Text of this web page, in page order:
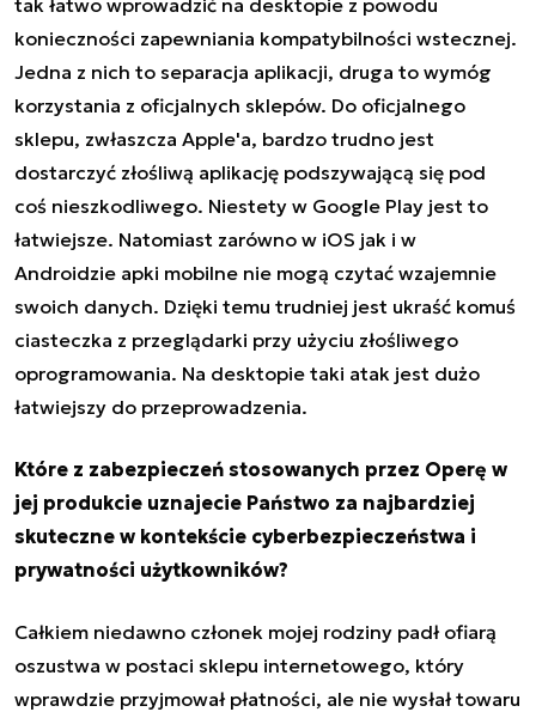
konieczności zapewniania kompatybilności wstecznej.
Jedna z nich to separacja aplikacji, druga to wymóg
korzystania z oficjalnych sklepów. Do oficjalnego
sklepu, zwłaszcza Apple'a, bardzo trudno jest
dostarczyć złośliwą aplikację podszywającą się pod
coś nieszkodliwego. Niestety w Google Play jest to
łatwiejsze. Natomiast zarówno w iOS jak i w
Androidzie apki mobilne nie mogą czytać wzajemnie
swoich danych. Dzięki temu trudniej jest ukraść komuś
ciasteczka z przeglądarki przy użyciu złośliwego
oprogramowania. Na desktopie taki atak jest dużo
łatwiejszy do przeprowadzenia.
Które z zabezpieczeń stosowanych przez Operę w
jej produkcie uznajecie Państwo za najbardziej
skuteczne w kontekście cyberbezpieczeństwa i
prywatności użytkowników?
Całkiem niedawno członek mojej rodziny padł ofiarą
oszustwa w postaci sklepu internetowego, który
wprawdzie przyjmował płatności, ale nie wysłał towaru